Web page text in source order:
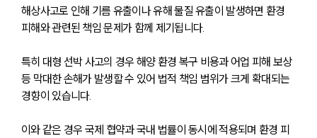
해상사고로 인해 기름 유출이나 유해 물질 유출이 발생하면 환경
피해와 관련된 책임 문제가 함께 제기됩니다.
특히 대형 선박 사고의 경우 해양 환경 복구 비용과 어업 피해 보상
등 막대한 손해가 발생할 수 있어 법적 책임 범위가 크게 확대되는
경향이 있습니다.
이와 같은 경우 국제 협약과 국내 법률이 동시에 적용되며 환경 피